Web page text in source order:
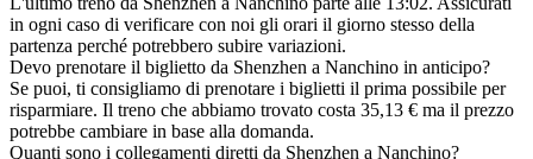
in ogni caso di verificare con noi gli orari il giorno stesso della
partenza perché potrebbero subire variazioni.
Devo prenotare il biglietto da Shenzhen a Nanchino in anticipo?
Se puoi, ti consigliamo di prenotare i biglietti il prima possibile per
risparmiare. Il treno che abbiamo trovato costa 35,13 € ma il prezzo
potrebbe cambiare in base alla domanda.
Quanti sono i collegamenti diretti da Shenzhen a Nanchino?